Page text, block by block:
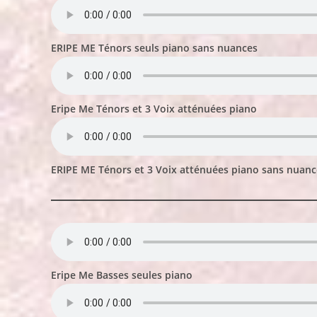
ERIPE ME Ténors seuls piano sans nuances
Eripe Me Ténors et 3 Voix atténuées piano
ERIPE ME Ténors et 3 Voix atténuées piano sans
Eripe Me Basses seules piano